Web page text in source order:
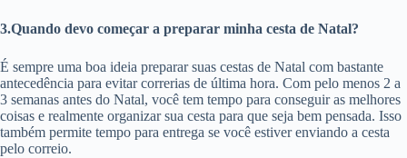
3.Quando devo começar a preparar minha cesta de Natal?
É sempre uma boa ideia preparar suas cestas de Natal com bastante
antecedência para evitar correrias de última hora. Com pelo menos 2 a
3 semanas antes do Natal, você tem tempo para conseguir as melhores
coisas e realmente organizar sua cesta para que seja bem pensada. Isso
também permite tempo para entrega se você estiver enviando a cesta
pelo correio.